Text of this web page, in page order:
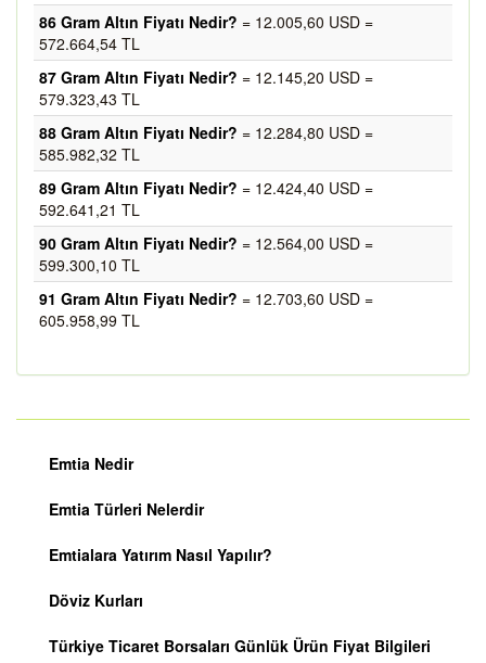
86 Gram Altın Fiyatı Nedir? = 12.005,60 USD =
572.664,54 TL
87 Gram Altın Fiyatı Nedir? = 12.145,20 USD =
579.323,43 TL
88 Gram Altın Fiyatı Nedir? = 12.284,80 USD =
585.982,32 TL
89 Gram Altın Fiyatı Nedir? = 12.424,40 USD =
592.641,21 TL
90 Gram Altın Fiyatı Nedir? = 12.564,00 USD =
599.300,10 TL
91 Gram Altın Fiyatı Nedir? = 12.703,60 USD =
605.958,99 TL
Emtia Nedir
Emtia Türleri Nelerdir
Emtialara Yatırım Nasıl Yapılır?
Döviz Kurları
Türkiye Ticaret Borsaları Günlük Ürün Fiyat Bilgileri